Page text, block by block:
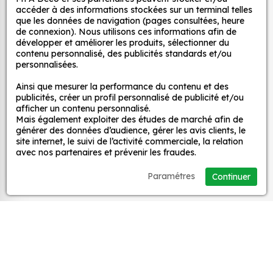
et ce, à moindre coût et sans effort.
Quels sont les avantages de nos stickers
décoration ?
Une grande variété de motifs et de couleurs :
disponibles dans une large gamme de motifs et
de couleurs, ce qui vous permet de trouver le
sticker parfait pour votre décoration.
Une installation facile : nos stickers sont faciles
à installer, même pour les débutants. Il suffit de
la surface souhaitée. Vous pouvez vous aider
d’une raclette si besoin.
décoratifs
MPA Déco
Nos services
Nos sites
Mon Compte
accéder à des informations stockées sur un terminal telles
que les données de navigation (pages consultées, heure
de connexion). Nous utilisons ces informations afin de
développer et améliorer les produits, sélectionner du
contenu personnalisé, des publicités standards et/ou
personnalisées.
Ainsi que mesurer la performance du contenu et des
publicités, créer un profil personnalisé de publicité et/ou
afficher un contenu personnalisé.
Mais également exploiter des études de marché afin de
générer des données d’audience, gérer les avis clients, le
site internet, le suivi de l’activité commerciale, la relation
avec nos partenaires et prévenir les fraudes.
Continuer
Paramétres